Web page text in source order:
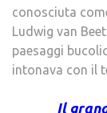
conosciuta
Ludwig van
paesaggi
intonava con il
Il